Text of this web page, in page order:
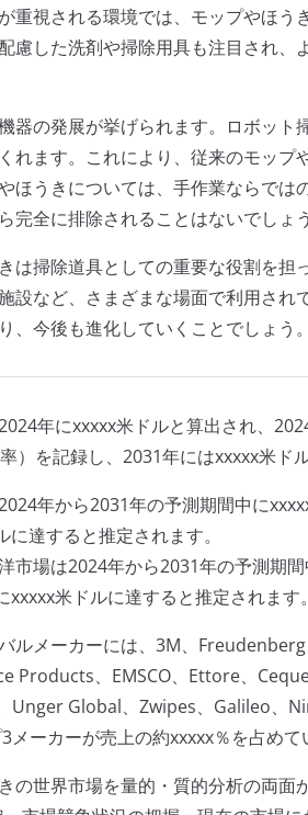
重視される環境では、モップやほう
慮した洗剤や掃除用具も注目され、
器の発展が挙げられます。ロボット
れます。これにより、従来のモップ
ほうきについては、手作業ならでは
完全に排除されることはないでしょう
は掃除道具としての重要な役割を担
設など、さまざまな場面で利用され
、今後も進化していくことでしょう。
年にxxxxx米ドルと算出され、
）を記録し、2031年にはxxxxx米ド
年から2031年の予測期間中に
達すると推定されます。
市場は2024年から2031年の予測期
米ドルに達すると推定されます。
ルメーカーには、3M、
Products、EMSCO、Ettore、
Global、Zwipes、Galileo、
ーカーが売上の約xxxxx％を占めて
の世界市場を量的・質的分析の両面